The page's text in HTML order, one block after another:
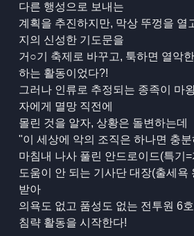
다른 행성으로 보내는
계획을 추진하지만, 막상 뚜껑을 열
지의 신성한 기도문을
거○기 축제로 바꾸고, 툭하면 열악
하는 활동이었다?!
그러나 인류로 추정되는 종족이 마
자에게 멸망 직전에
몰린 것을 알자, 상황은 돌변하는데
"이 세상에 악의 조직은 하나면 충
마침내 나사 풀린 안드로이드(특기
도움이 안 되는 기사단 대장(출세욕
받아
의욕도 없고 품성도 없는 전투원 6
침략 활동을 시작한다!